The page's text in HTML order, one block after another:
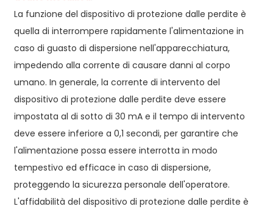
La funzione del dispositivo di protezione dalle perdite è
quella di interrompere rapidamente l'alimentazione in
caso di guasto di dispersione nell'apparecchiatura,
impedendo alla corrente di causare danni al corpo
umano. In generale, la corrente di intervento del
dispositivo di protezione dalle perdite deve essere
impostata al di sotto di 30 mA e il tempo di intervento
deve essere inferiore a 0,1 secondi, per garantire che
l'alimentazione possa essere interrotta in modo
tempestivo ed efficace in caso di dispersione,
proteggendo la sicurezza personale dell'operatore.
L'affidabilità del dispositivo di protezione dalle perdite è